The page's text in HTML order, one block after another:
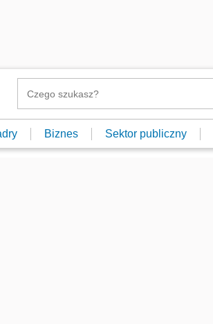
Biznes Sektor publiczny